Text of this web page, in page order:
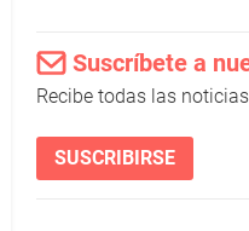
Suscríbete a
Recibe todas las
SUSCRIBIRSE